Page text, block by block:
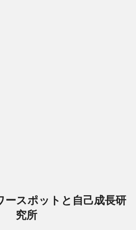
ースポットと自己成長研
究所